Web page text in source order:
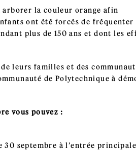
arborer la couleur orange afin
ont été forcés de fréquenter
plus de 150 ans et dont les
leurs familles et des
de Polytechnique à
vous pouvez :
septembre à l’entrée